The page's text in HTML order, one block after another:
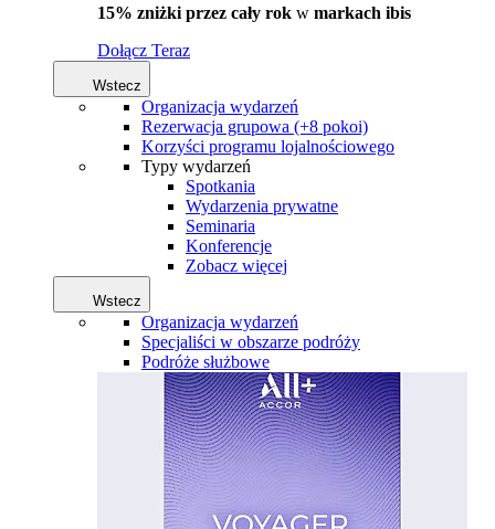
15% zniżki przez cały rok w markach ibis
Dołącz Teraz
Wstecz
Organizacja wydarzeń
Rezerwacja grupowa (+8 pokoi)
Korzyści programu lojalnościowego
Typy wydarzeń
Spotkania
Wydarzenia prywatne
Seminaria
Konferencje
Zobacz więcej
Wstecz
Organizacja wydarzeń
Specjaliści w obszarze podróży
Podróże służbowe